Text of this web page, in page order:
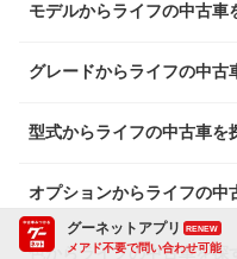
グーネットアプリ RENEW
メアド不要で問い合わせ可能
モデルからライフの中古車
グレードからライフの中古
型式からライフの中古車を
オプションからライフの中
色からライフの中古車を探す